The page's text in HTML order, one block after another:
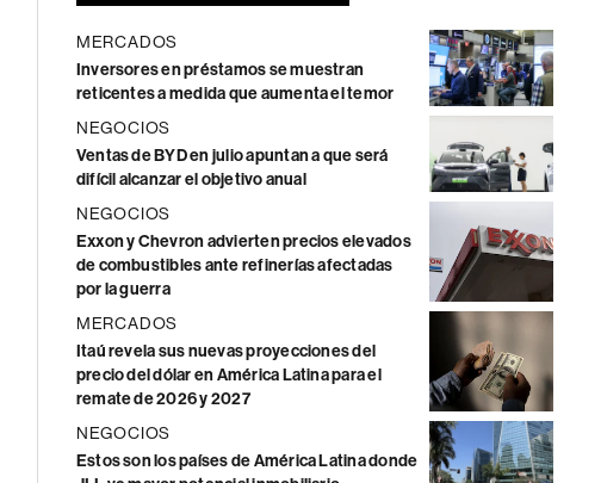
MERCADOS
Inversores en préstamos se muestran
reticentes a medida que aumenta el temor
NEGOCIOS
Ventas de BYD en julio apuntan a que será
difícil alcanzar el objetivo anual
NEGOCIOS
Exxon y Chevron advierten precios elevados
de combustibles ante refinerías afectadas
por la guerra
MERCADOS
Itaú revela sus nuevas proyecciones del
precio del dólar en América Latina para el
remate de 2026 y 2027
NEGOCIOS
Estos son los países de América Latina donde